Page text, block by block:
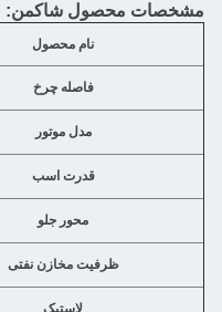
مشخصات محصول شاکمن:
نام محصول
فاصله چرخ
مدل موتور
قدرت اسب
محور جلو
ظرفیت مخازن نفتی
لاستیک